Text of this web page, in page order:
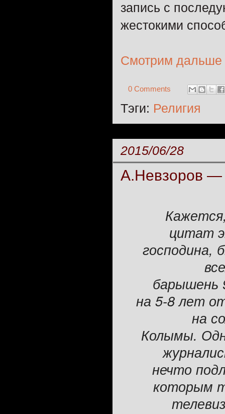
запись с
жестокими
Смотрим
0 Comments
Тэги: Религия
2015/06/28
А.Невзоров ―
цитат
господина,
барышень
на 5-8 лет
на
Колымы.
нечто
которым